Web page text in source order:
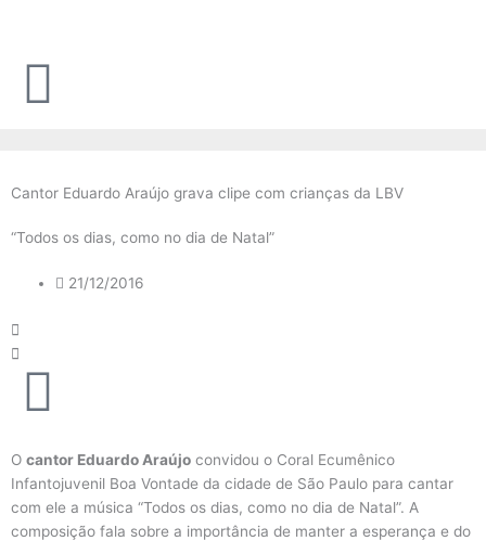
Cantor Eduardo Araújo grava clipe com crianças da LBV
“Todos os dias, como no dia de Natal”
21/12/2016
O cantor Eduardo Araújo convidou o Coral Ecumênico
Infantojuvenil Boa Vontade da cidade de São Paulo para cantar
com ele a música “Todos os dias, como no dia de Natal”. A
composição fala sobre a importância de manter a esperança e do